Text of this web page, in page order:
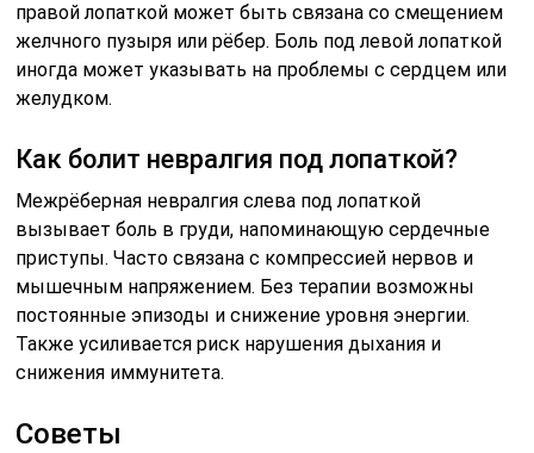
правой лопаткой может быть связана со смещением
желчного пузыря или рёбер. Боль под левой лопаткой
иногда может указывать на проблемы с сердцем или
желудком.
Как болит невралгия под лопаткой?
Межрёберная невралгия слева под лопаткой
вызывает боль в груди, напоминающую сердечные
приступы. Часто связана с компрессией нервов и
мышечным напряжением. Без терапии возможны
постоянные эпизоды и снижение уровня энергии.
Также усиливается риск нарушения дыхания и
снижения иммунитета.
Советы